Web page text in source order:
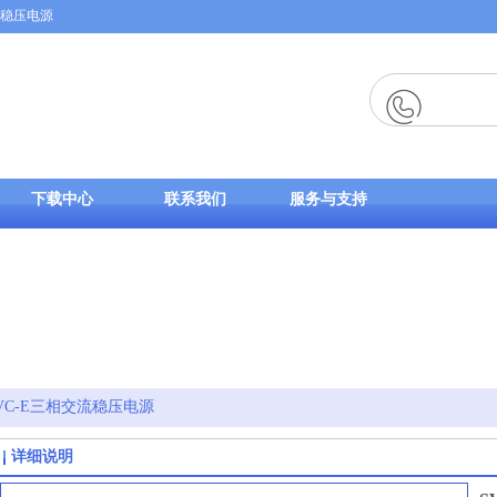
压电源
下载中心 联系我们 服务与支持
E三相交流稳压电源
详细说明